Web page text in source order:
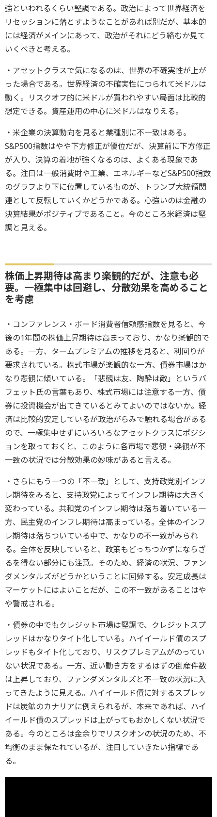
強といわれるくらい堅調である。政治によって世界経済を
リセッションに落とすようなことがあれば別だが、基本的
には経済がメインにあって、政治がそれにどう絡むか見て
いくべきと考える。
・アセットクラスで気になるのは、世界の不確実性が上が
った場合である。世界経済の不確実性につられて米ドルは
動く。リスクオフ的に米ドルが買われやすい局面は比較的
想定できる。資産運用の中心に米ドルはなりえる。
・米企業の決算動向を見ると業種別に不一致はある。
S&P500指数はやや下方修正が優位だが、決算前に下方修正
が入り、決算の着地が強くなるのは、よくある現象であ
る。注目は一般消費財や工業、エネルギーなどS&P500指数
のグラフより下に位置しているものが、トランプ大統領関
連として反転していくかどうかである。心強いのは金融の
決算結果がポジティブであること。今のところ米経済は堅
調と見える。
株価上昇期待は高まり楽観的だが、注意も必
要。一極集中は回避し、分散効果を高めること
を考慮
・コンファレンス・ボード消費者信頼感指数を見ると、今
後の1年間の株価上昇期待は高まっており、かなり楽観的で
ある。一方、タームプレミアムの推移を見ると、利回りが
要求されている。株式市場が楽観的な一方、債券市場はか
なり悲観に傾いている。「悲観は友、陶酔は敵」というバ
フェット氏の言葉もあり、株式市場には注意する一方、債
券に投資機会が出てきているとみてよいのではないか。経
済は比較的安定しているが政治がらみで触れる場合がある
ので、一極集中せずにいろいろなアセットクラスにポジシ
ョンを取っておくと、このように各市場で悲観・楽観が不
一致の状況では分散効果の妙味があると言える。
・さらにもう一つの「不一致」として、支持政党別インフ
レ期待をみると、支持政党によってインフレ期待は大きく
変わっている。共和党のインフレ期待は落ち着いている一
方、民主党のインフレ期待は高まっている。全体のインフ
レ期待は落ちついている中で、かなりの不一致がみられ
る。全体を反映していると、政策もどっちつかずにならざ
るを得ない部分にも注意。そのため、経済の状況、ファン
ダメンタルズがどうかということに回帰する。安定成長は
マーケットにはよいことだが、この不一致があることはや
や警戒される。
・債券の中でもクレジット市場は堅調で、クレジットスプ
レッドはかなりタイト化している。ハイイールド債のスプ
レッドもタイト化しており、リスクプレミアムがのってい
ない状況である。一方、近い動き方をするはずの倒産件数
は上昇しており、ファンダメンタルズと不一致の状況に入
ってきたように見える。ハイイールド債に対するスプレッ
ドは炭鉱のカナリアに例えられるが、本来であれば、ハイ
イールド債のスプレッドは上がってもおかしくない状況で
ある。今のところは金余りでリスクオンの状況のため、不
均衡のまま保たれているが、注目していきたい指標であ
る。